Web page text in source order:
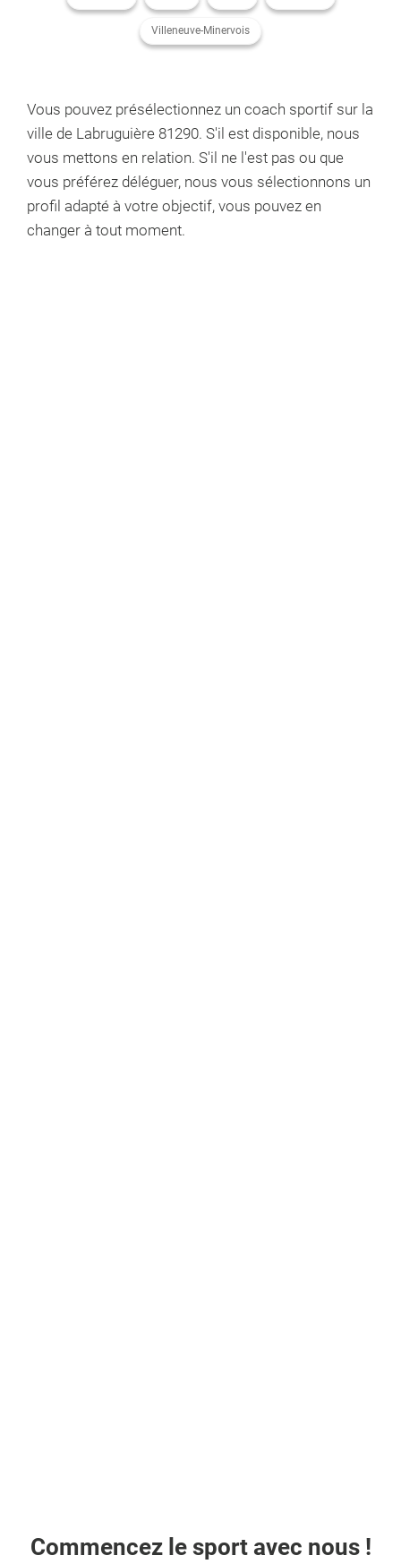
Villeneuve-Minervois
Vous pouvez présélectionnez un coach sportif sur la
ville de Labruguière 81290. S'il est disponible, nous
vous mettons en relation. S'il ne l'est pas ou que
vous préférez déléguer, nous vous sélectionnons un
profil adapté à votre objectif, vous pouvez en
changer à tout moment.
Commencez le sport avec nous !